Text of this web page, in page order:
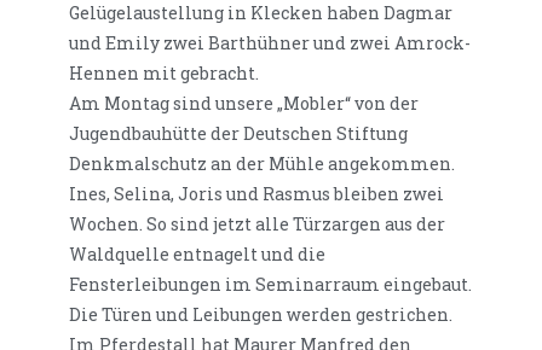
Gelügelaustellung in Klecken haben Dagmar
und Emily zwei Barthühner und zwei Amrock-
Hennen mit gebracht.
Am Montag sind unsere „Mobler“ von der
Jugendbauhütte der Deutschen Stiftung
Denkmalschutz an der Mühle angekommen.
Ines, Selina, Joris und Rasmus bleiben zwei
Wochen. So sind jetzt alle Türzargen aus der
Waldquelle entnagelt und die
Fensterleibungen im Seminarraum eingebaut.
Die Türen und Leibungen werden gestrichen.
Im Pferdestall hat Maurer Manfred den